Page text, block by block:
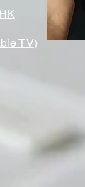
TV)